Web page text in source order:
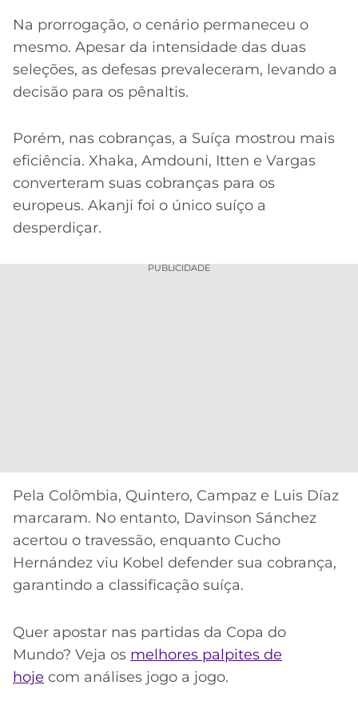
Na prorrogação, o cenário permaneceu o
mesmo. Apesar da intensidade das duas
seleções, as defesas prevaleceram, levando a
decisão para os pênaltis.
Porém, nas cobranças, a Suíça mostrou mais
eficiência. Xhaka, Amdouni, Itten e Vargas
converteram suas cobranças para os
europeus. Akanji foi o único suíço a
desperdiçar.
PUBLICIDADE
Pela Colômbia, Quintero, Campaz e Luis Díaz
marcaram. No entanto, Davinson Sánchez
acertou o travessão, enquanto Cucho
Hernández viu Kobel defender sua cobrança,
garantindo a classificação suíça.
Quer apostar nas partidas da Copa do
Mundo? Veja os melhores palpites de
hoje com análises jogo a jogo.